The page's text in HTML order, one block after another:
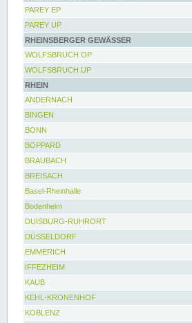
PAREY EP
PAREY UP
RHEINSBERGER GEWÄSSER
WOLFSBRUCH OP
WOLFSBRUCH UP
RHEIN
ANDERNACH
BINGEN
BONN
BOPPARD
BRAUBACH
BREISACH
Basel-Rheinhalle
Bodenheim
DUISBURG-RUHRORT
DÜSSELDORF
EMMERICH
IFFEZHEIM
KAUB
KEHL-KRONENHOF
KOBLENZ